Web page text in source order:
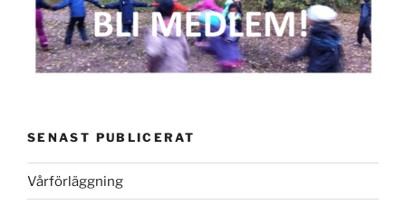
SENAST PUBLICERAT
Vårförläggning